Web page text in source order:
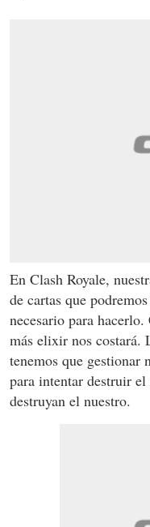
En Clash Royale,
de cartas que
necesario para
más elixir nos costará.
tenemos que gestionar
para intentar destruir
destruyan el nuestro.